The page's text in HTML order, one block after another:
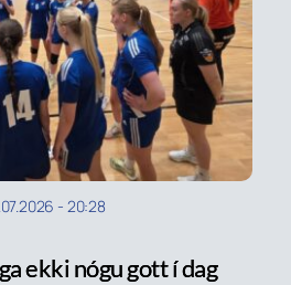
- 20:28
ekki nógu gott í dag